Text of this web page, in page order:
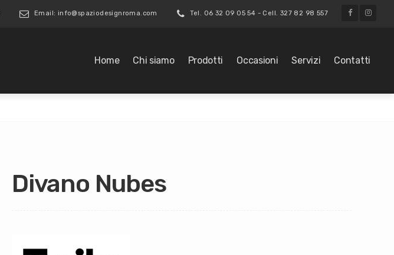
Email: info@spaziodesignroma.com Tel. 06 32 09 05 54 - Cell. 327 82 98 557
Home Chi siamo Prodotti Occasioni Servizi Contatti
Divano Nubes